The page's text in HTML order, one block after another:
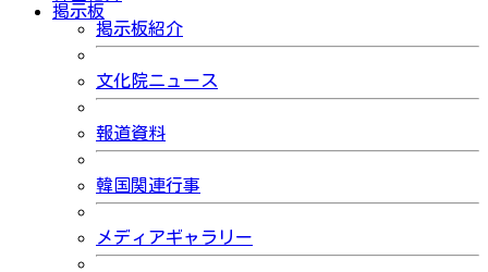
掲示板
掲示板紹介
文化院ニュース
報道資料
韓国関連行事
メディアギャラリー